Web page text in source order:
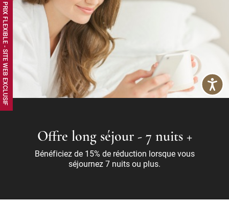
Offre long séjour - 7 nuits +
Bénéficiez de 15% de réduction lorsque vous
séjournez 7 nuits ou plus.